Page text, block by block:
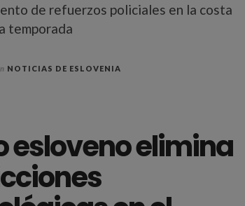
de refuerzos policiales en la costa
temporada
NOTICIAS DE ESLOVENIA
esloveno elimina